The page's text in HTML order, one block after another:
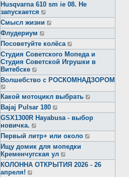
Husqvarna 610 sm ie 08. Не
запускается
Смысл жизни
Флудериум
Посоветуйте колёса
Студия Советского Мопеда и
Студия Советской Игрушки в
Витебске
Волшебство с РОСКОМНАДЗОРОМ
Какой мотоцикл выбрать
Bajaj Pulsar 180
GSX1300R Hayabusa - выбор
новичка.
Первый литр+ или около
Ищу домик для мопедки
Кременчугская ул
КОЛОННА ОТКРЫТИЯ 2026 - 26
апреля!